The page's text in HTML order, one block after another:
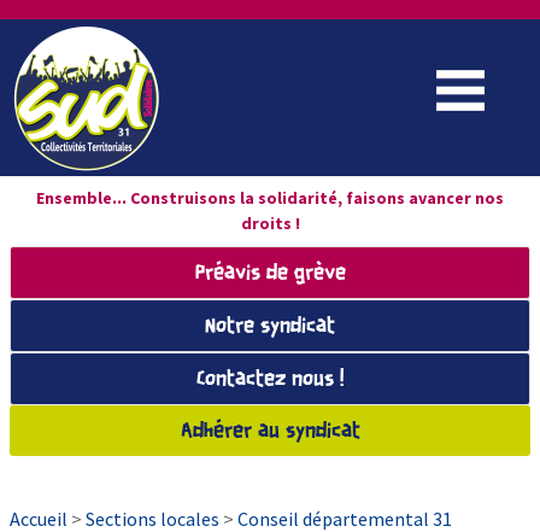
Ensemble... Construisons la solidarité, faisons avancer nos
droits !
Préavis de grève
Notre syndicat
Contactez nous !
Adhérer au syndicat
Accueil > Sections locales > Conseil départemental 31